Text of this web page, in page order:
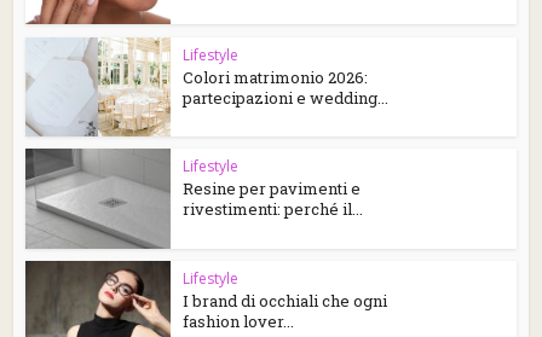
Lifestyle
Colori matrimonio 2026:
partecipazioni e wedding...
Lifestyle
Resine per pavimenti e
rivestimenti: perché il...
Lifestyle
I brand di occhiali che ogni
fashion lover...